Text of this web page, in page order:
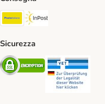
Poste Italiane. Shipping
Sicurezza
Security